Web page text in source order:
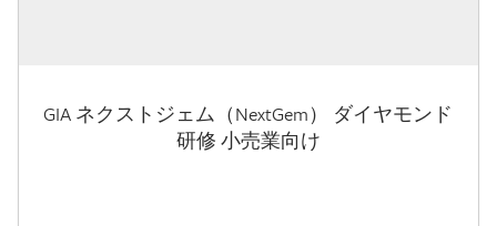
GIA ネクストジェム（NextGem） ダイヤモンド
研修 小売業向け